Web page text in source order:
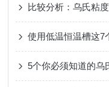
比较分析：乌氏粘
使用低温恒温槽这7
5个你必须知道的乌